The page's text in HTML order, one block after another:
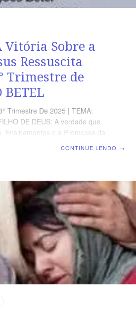
Vitória Sobre a
Ressuscita
Trimestre de
BETEL
Trimestre De 2025 | TEMA:
DE DEUS: A verdade que
Ensinamentos e a Promessa da
João 20.9. VERDADE
de Jesus Cristo é a
crê no Evangelho e o
cristã. OBJETIVOS DA LIÇÃO
crucificação
CONTINUE LENDO →